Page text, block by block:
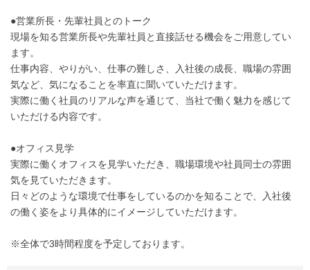
●営業所長・先輩社員とのトーク
現場を知る営業所長や先輩社員と直接話せる機会をご用意してい
ます。
仕事内容、やりがい、仕事の難しさ、入社後の成長、職場の雰囲
気など、気になることを率直に聞いていただけます。
実際に働く社員のリアルな声を通じて、当社で働く魅力を感じて
いただける内容です。
●オフィス見学
実際に働くオフィスを見学いただき、職場環境や社員同士の雰囲
気を見ていただきます。
日々どのような環境で仕事をしているのかを知ることで、入社後
の働く姿をより具体的にイメージしていただけます。
※全体で3時間程度を予定しております。